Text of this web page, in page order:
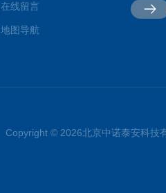
在线留言
地图导航
Copyright © 2026北京中诺泰安科技